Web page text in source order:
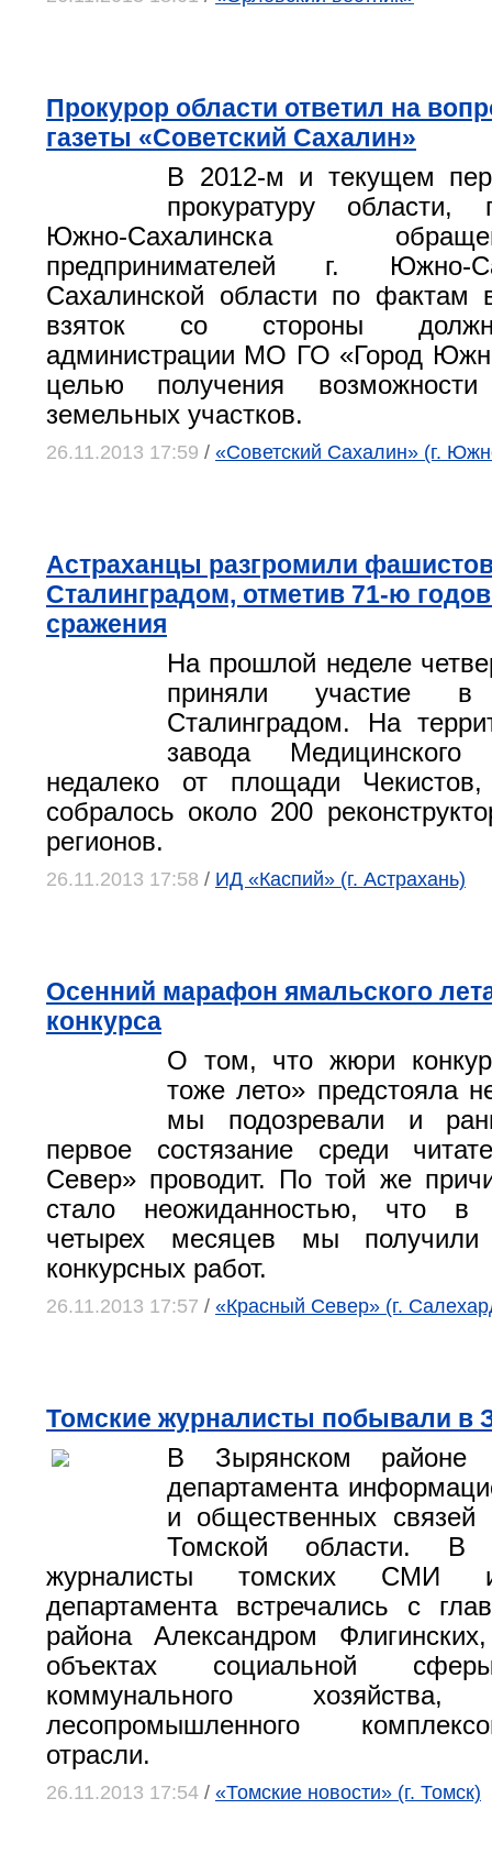
Прокурор области ответил на
газеты «Советский Сахалин»
В 2012-м и текущем
прокуратуру области,
Южно-Сахалинска
предпринимателей г. Южно-
Сахалинской области по фактам
взяток со стороны
администрации МО ГО «Город
целью получения возможности
земельных участков.
26.11.2013 17:59 / «Советский Сахалин» (г.
Астраханцы разгромили
Сталинградом, отметив 71-ю
сражения
На прошлой неделе
приняли участие
Сталинградом. На
завода Медицинского
недалеко от площади
собралось около 200
регионов.
26.11.2013 17:58 / ИД «Каспий» (г. Астрахань)
Осенний марафон ямальского
конкурса
О том, что жюри
тоже лето» предстояла
мы подозревали и
первое состязание среди
Север» проводит. По той же
стало неожиданностью, что в
четырех месяцев мы получили
конкурсных работ.
26.11.2013 17:57 / «Красный Север» (г.
Томские журналисты побывали в
В Зырянском районе
департамента
и общественных связей
Томской области. В
журналисты томских СМИ и
департамента встречались с
района Александром
объектах социальной
коммунального
лесопромышленного
отрасли.
26.11.2013 17:54 / «Томские новости» (г. Томск)